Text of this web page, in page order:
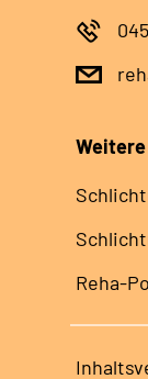
Reha-